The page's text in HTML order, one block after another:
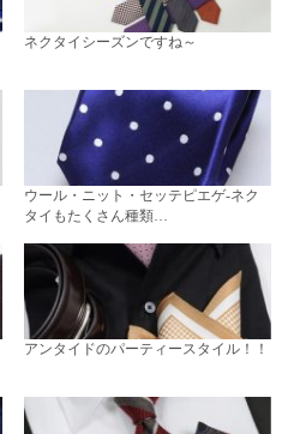
ネクタイシーズンですね～
ウール・ニット・セッテピエゲ-ネク
タイもたくさん種類…
アンタイドのパーティースタイル！！